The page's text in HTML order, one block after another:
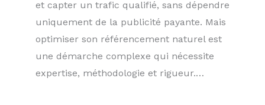
et capter un trafic qualifié, sans dépendre
uniquement de la publicité payante. Mais
optimiser son référencement naturel est
une démarche complexe qui nécessite
expertise, méthodologie et rigueur.…